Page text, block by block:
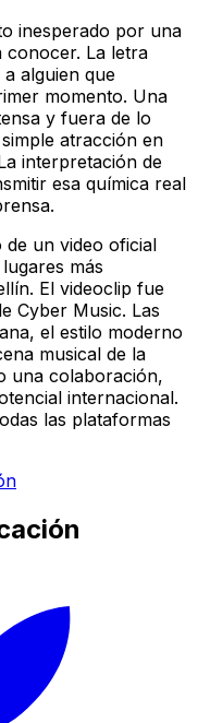
inesperado por una
conocer. La letra
alguien que
momento. Una
y fuera de lo
atracción en
interpretación de
esa química real
de un video oficial
más
El videoclip fue
Cyber Music. Las
el estilo moderno
musical de la
una colaboración,
internacional.
las plataformas